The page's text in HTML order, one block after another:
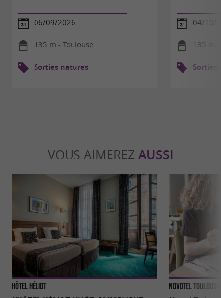
06/09/2026
135 m - Toulouse
Sorties natures
04/10/
135 m
Sorties
VOUS AIMEREZ AUSSI
Hôtel Héliot Novotel